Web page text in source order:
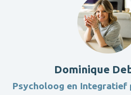
Dominique
Psycholoog en Integratief